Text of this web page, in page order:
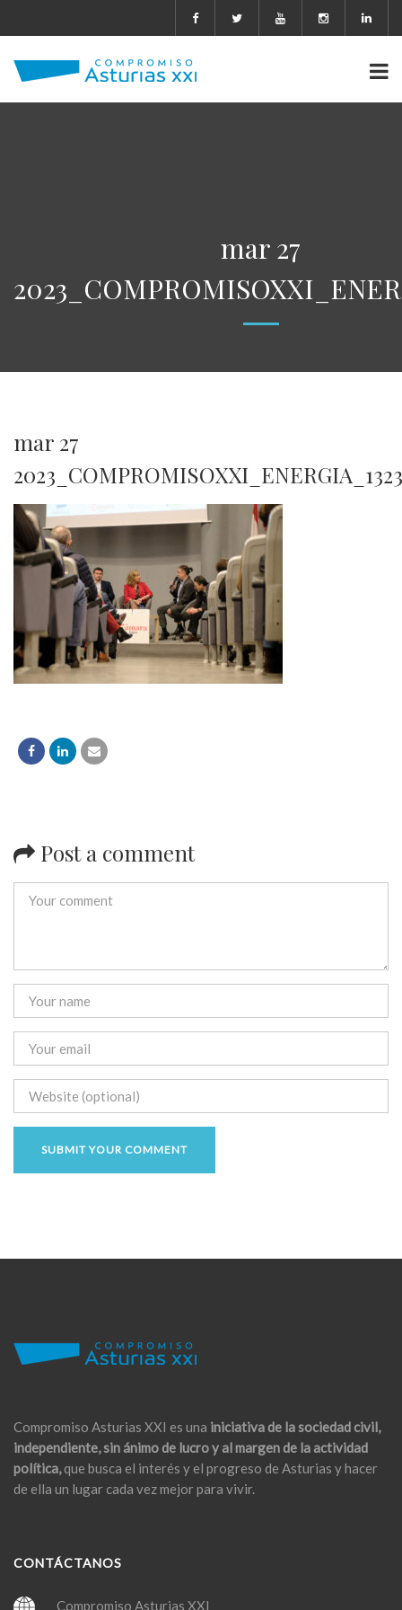
mar 27
mar 27
2023_COMPROMISOXXI_ENERGIA_1323
Post a comment
Compromiso Asturias XXI es una iniciativa de la sociedad civil,
independiente, sin ánimo de lucro y al margen de la actividad
política,que busca el interés y el progreso de Asturias y hacer
de ella un lugar cada vez mejor para vivir.
CONTÁCTANOS
Compromiso Asturias XXI